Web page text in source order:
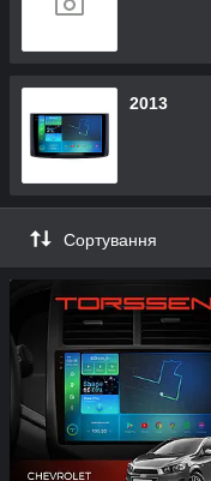
2013
Сортування